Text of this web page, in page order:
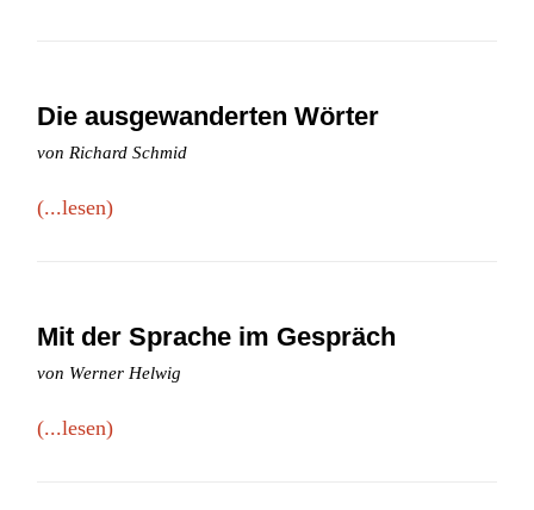
Die ausgewanderten Wörter
von Richard Schmid
(...lesen)
Mit der Sprache im Gespräch
von Werner Helwig
(...lesen)